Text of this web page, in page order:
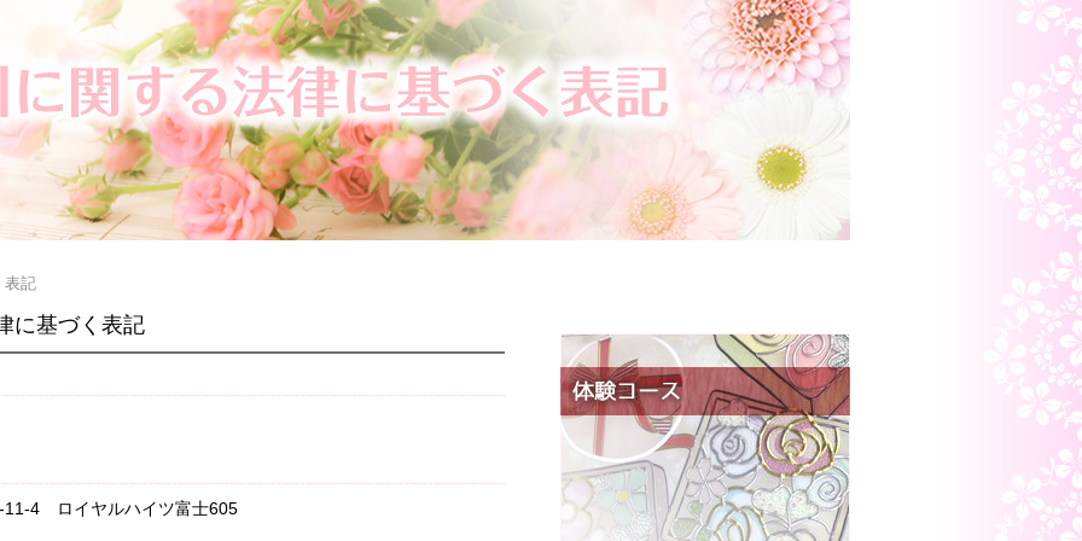
表記
に基づく表記
11-4 ロイヤルハイツ富士605